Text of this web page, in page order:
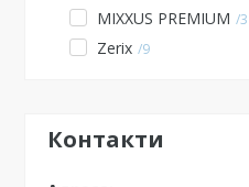
MIXXUS PREMIUM 3
Zerix 9
Контакти